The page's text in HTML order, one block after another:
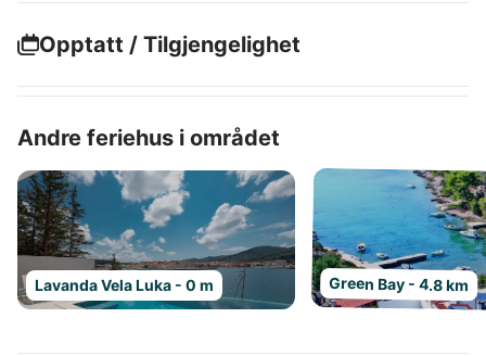
Opptatt / Tilgjengelighet
Andre feriehus i området
Lavanda Vela Luka - 0 m Green Bay - 4.8 km